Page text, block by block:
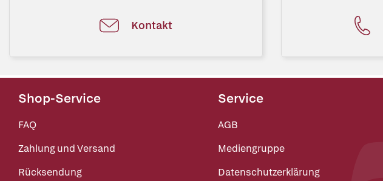
Kontakt
Shop-Service
FAQ
Zahlung und Versand
Rücksendung
Service
AGB
Mediengruppe
Datenschutzerklärung